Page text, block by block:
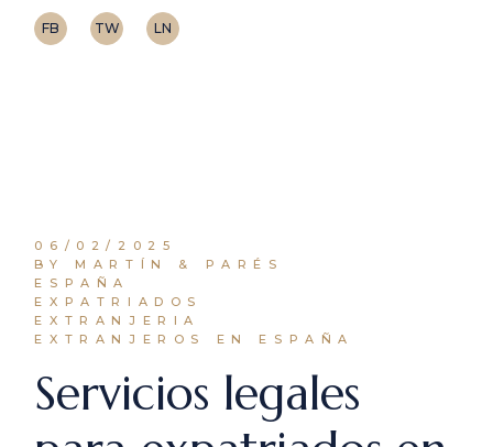
FB TW LN
06/02/2025
BY MARTÍN & PARÉS
ESPAÑA
EXPATRIADOS
EXTRANJERIA
EXTRANJEROS EN ESPAÑA
Servicios legales